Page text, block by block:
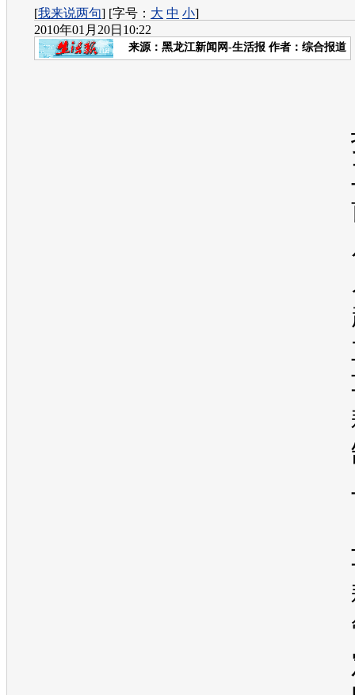
[我来说两句] [字号： 大 中 小]
2010年01月20日10:22
来源： 黑龙江新闻网-生活报 作者：综合报道